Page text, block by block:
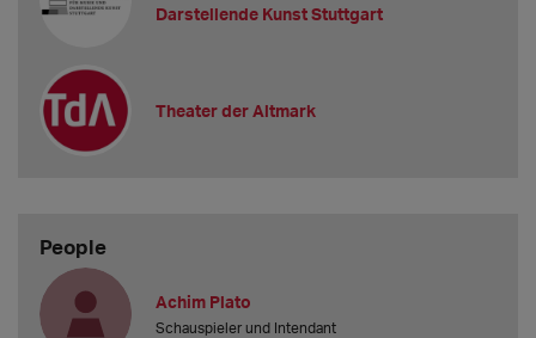
Darstellende Kunst Stuttgart
Theater der Altmark
People
Achim Plato
Schauspieler und Intendant